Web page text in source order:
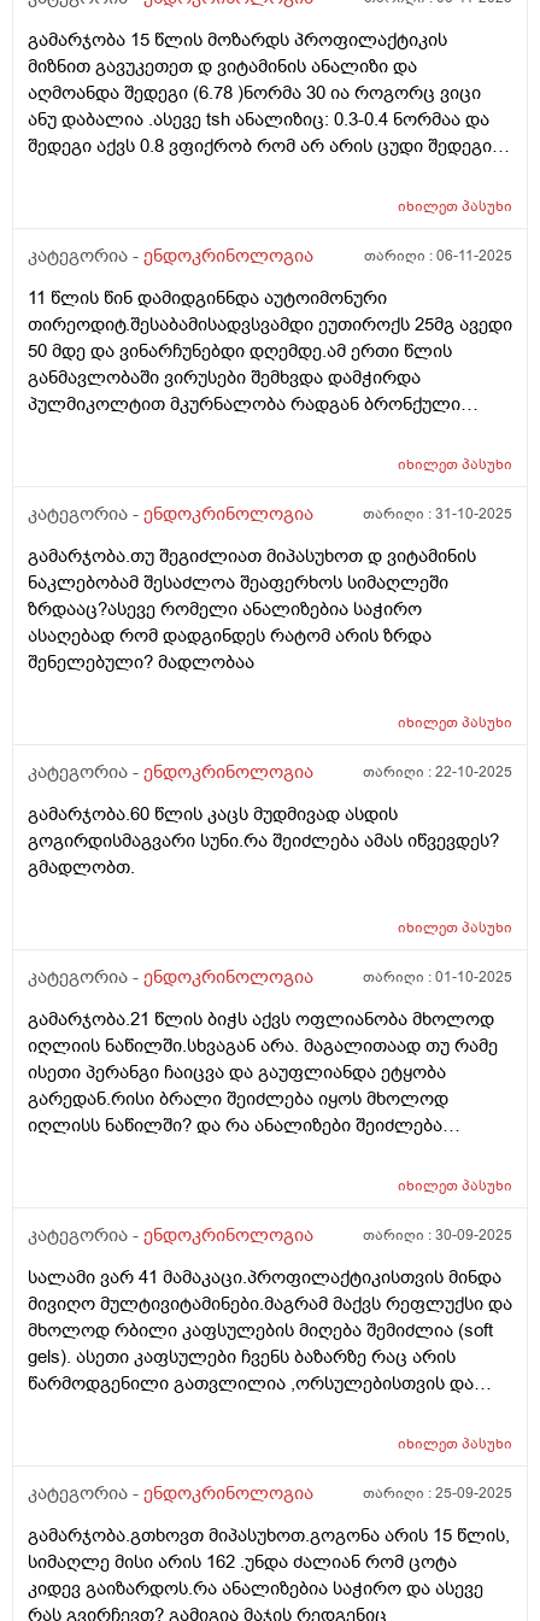
კარგად სოლარიუმის მომაკვიდენებელი მხარეები) . ეს
კვანძი სოლარიუმის სხივებს ხომ არ შეეძლო
გამოეწვია და ამჟამად,ამ კვანძის ფონზე შეიძლება
კიდევ სოლარიუმით სარგებლობა? მადლობა დიდი
გამარჯობა 15 წლის მოზარდს პროფილაქტიკის
მიზნით გავუკეთეთ დ ვიტამინის ანალიზი და
აღმოანდა შედეგი (6.78 )ნორმა 30 ია როგორც ვიცი
ანუ დაბალია .ასევე tsh ანალიზიც: 0.3-0.4 ნორმაა და
შედეგი აქვს 0.8 ვფიქრობ რომ არ არის ცუდი შედეგი
მაჩვენებელმა tsh ეს შედეგი შეცვალოს თუ არ მიიღო
იხილეთპასუხი
კატეგორია - ენდოკრინოლოგია თარიღი :06-11-2025
11 წლის წინ დამიდგინნდა აუტოიმონური
თირეოდიტ.შესაბამისადვსვამდი ეუთიროქს 25მგ ავედი
50 მდე და ვინარჩუნებდი დღემდე.ამ ერთი წლის
განმავლობაში ვირუსები შემხვდა დამჭირდა
პულმიკოლტით მკურნალობა რადგან ბრონქული
სტრესი და ნერვიიულობაც შემხვდა.ავიღე ანალიზები
6.ასევე დაბალი მაქვს რკინა ფერიტინი მომატებული
ნახ წელიწადში ამის ფონზე მქონდეს 6? გადავიმეორო
3 თვეში ისევ რადგან სხვა წამლების ფონზე შესაძლოა
განვითარდა ეს შედეგი? ან ზოგჯერ ვფიქრობ თავიდან
ხომ არ ჩავიტარო ენდოკრინოლოგია სახელ
დაფინანსებით იქნებ სულ აღარ არის საჭირო რაც 10
პირველ ანალიზ ზოგი მეუბნება არ იყო საჭირო
იხილეთპასუხი
კატეგორია - ენდოკრინოლოგია თარიღი :31-10-2025
გამარჯობა.თუ შეგიძლიათ მიპასუხოთ დ ვიტამინის
ნაკლებობამ შესაძლოა შეაფერხოს სიმაღლეში
ზრდააც?ასევე რომელი ანალიზებია საჭირო
ასაღებად რომ დადგინდეს რატომ არის ზრდა
შენელებული? მადლობაა
იხილეთპასუხი
კატეგორია - ენდოკრინოლოგია თარიღი :22-10-2025
გამარჯობა.60 წლის კაცს მუდმივად ასდის
გოგირდისმაგვარი სუნი.რა შეიძლება ამას იწვევდეს?
გმადლობთ.
იხილეთპასუხი
კატეგორია - ენდოკრინოლოგია თარიღი :01-10-2025
გამარჯობა.21 წლის ბიჭს აქვს ოფლიანობა მხოლოდ
იღლიის ნაწილში.სხვაგან არა. მაგალითაად თუ რამე
ისეთი პერანგი ჩაიცვა და გაუფლიანდა ეტყობა
გარედან.რისი ბრალი შეიძლება იყოს მხოლოდ
იღლისს ნაწილში? და რა ანალიზები შეიძლება
იხილეთპასუხი
კატეგორია - ენდოკრინოლოგია თარიღი :30-09-2025
სალამი ვარ 41 მამაკაცი.პროფილაქტიკისთვის მინდა
მივიღო მულტივიტამინები.მაგრამ მაქვს რეფლუქსი და
მხოლოდ რბილი კაფსულების მიღება შემიძლია (soft
gels). ასეთი კაფსულები ჩვენს ბაზარზე რაც არის
წარმოდგენილი გათვლილია ,ორსულებისთვის და
კარგად მოგეხსენებათ რატომაც) ყველაზე დაბალი
რკინას. თუ შემიძლია მივიღო ასეთი
რამდენჯერმე,ხანგძლივად ან რა სქემას მირჩევთ
რკინა რომ არ დამიგროვდეს. ჰემოგლობინი მაქვს
ანალიზით 161 (120-160 ნორმ). ფერიტინი,ჰემატოკრიტი
იხილეთპასუხი
კატეგორია - ენდოკრინოლოგია თარიღი :25-09-2025
გამარჯობა.გთხოვთ მიპასუხოთ.გოგონა არის 15 წლის,
სიმაღლე მისი არის 162 .უნდა ძალიან რომ ცოტა
კიდევ გაიზარდოს.რა ანალიზებია საჭირო და ასევე
რას გვირჩევთ? გამიგია მაჯის რედგენიც